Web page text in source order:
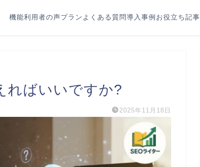
機能利用者の声プラン よくある質問導入事例 お役立ち記事
ればいいですか?
2025年11月18日